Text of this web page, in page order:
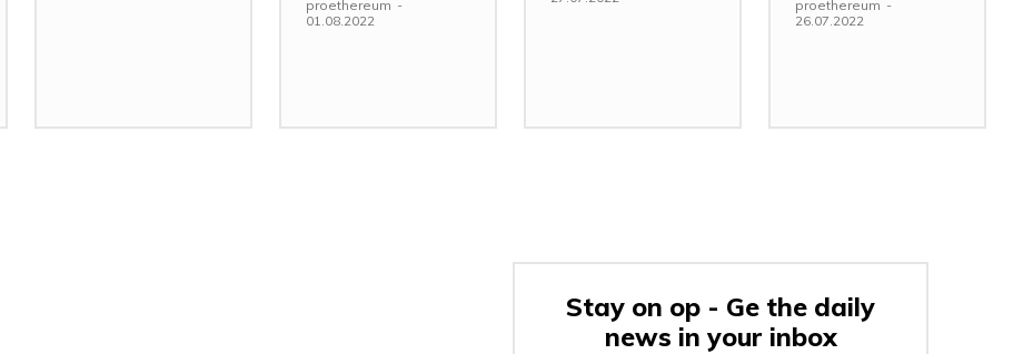
proethereum -
01.08.2022
proethereum -
26.07.2022
Stay on op - Ge the daily
news in your inbox